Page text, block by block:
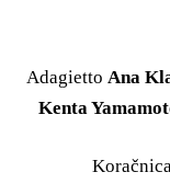
Adagietto Ana
Kenta